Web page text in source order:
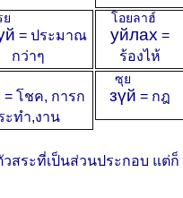
ย
= ประมาณ
กว่าๆ
уйлах
โอยลาฮ์
=
ร้องไห้
= โชค, การก
ะทำ,งาน
зүй
ซุย
= กฎ
สระที่เป็นส่วนประกอบ แต่ก็